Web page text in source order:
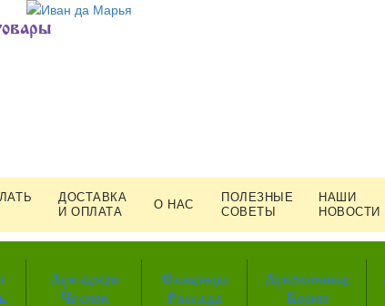
ДОСТАВКА
И ОПЛАТА
О НАС
ПОЛЕЗНЫЕ
СОВЕТЫ
НАШИ
НОВОСТИ
Лук-севок
Чеснок
Саженцы
Рассада
Луковичные
Корни